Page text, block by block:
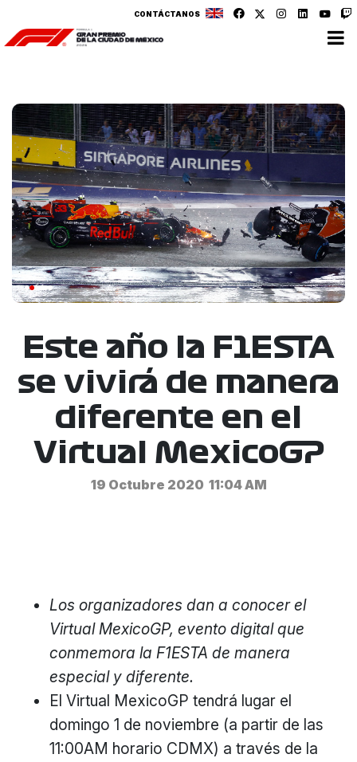
CONTÁCTANOS
Este año la F1ESTA
se vivirá de manera
diferente en el
Virtual MexicoGP
19 Octubre 2020 11:04 AM
Los organizadores dan a conocer el
Virtual MexicoGP, evento digital que
conmemora la F1ESTA de manera
especial y diferente.
El Virtual MexicoGP tendrá lugar el
domingo 1 de noviembre (a partir de las
11:00AM horario CDMX) a través de la